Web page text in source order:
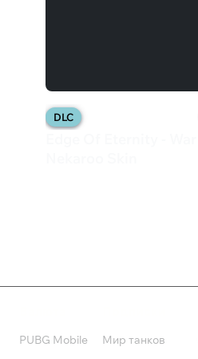
DLC
PUBG Mobile
Мир танков